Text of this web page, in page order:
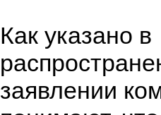
Как указано в
заявлении